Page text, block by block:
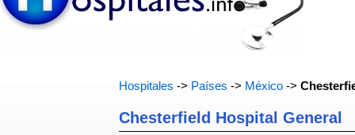
Hospitales -> Países -> México ->
Chesterfield Hospital General